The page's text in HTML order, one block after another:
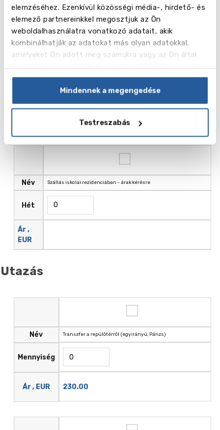
elemzéséhez. Ezenkívül közösségi média-, hirdető- és
elemező partnereinkkel megosztjuk az Ön
weboldalhasználatra vonatkozó adatait, akik
kombinálhatják az adatokat más olyan adatokkal,
amelyeket Ön adott meg számukra vagy az Ön által
Mindennek a megengedése
Testreszabás
EUR
370.00
Név
Hét
Ár ,
EUR
Szállás iskolai rezidenciában - árak kérésre
Utazás
Név
Mennyiség
Ár , EUR
Transzfer a repülőtérről (egyirányú, Párizs)
230.00